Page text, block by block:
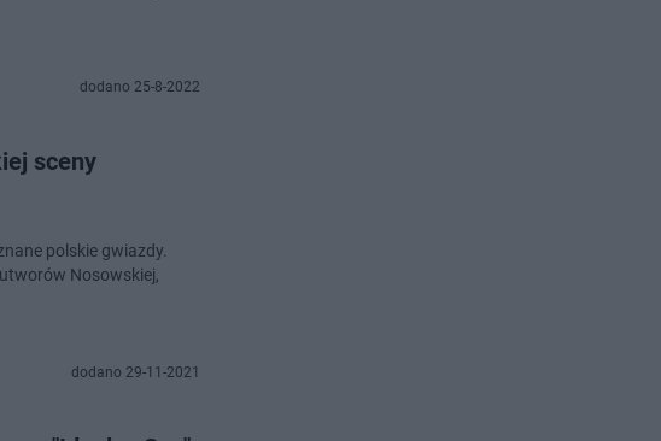
dodano 25-8-2022
sceny
polskie gwiazdy.
Nosowskiej,
dodano 29-11-2021